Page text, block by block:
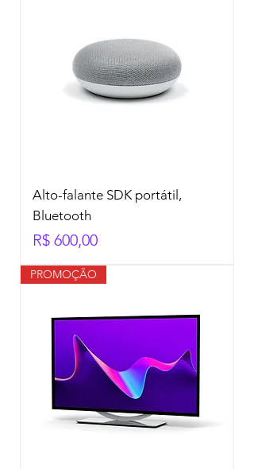
Alto-falante SDK portátil,
Bluetooth
Preço
R$ 600,00
PROMOÇÃO